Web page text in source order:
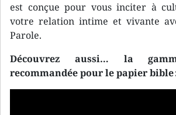
est conçue pour vous inciter à
votre relation intime et vivante
Parole.
Découvrez aussi… la
recommandée pour le papier bible